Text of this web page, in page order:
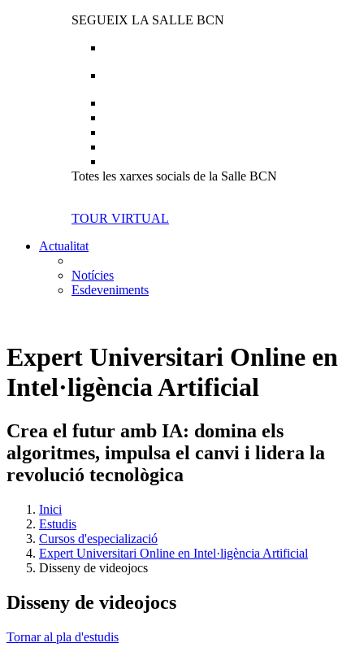
SEGUEIX LA SALLE BCN
Totes les xarxes socials de la Salle BCN
TOUR VIRTUAL
Actualitat
Notícies
Esdeveniments
Expert Universitari Online en
Intel·ligència Artificial
Crea el futur amb IA: domina els
algoritmes, impulsa el canvi i lidera la
revolució tecnològica
Inici
Estudis
Cursos d'especializació
Expert Universitari Online en Intel·ligència Artificial
Disseny de videojocs
Disseny de videojocs
Tornar al pla d'estudis